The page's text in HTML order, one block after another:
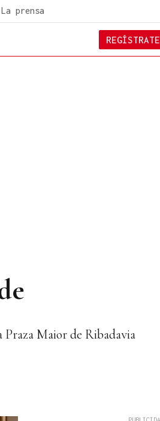
La prensa
REGÍSTRATE
Maior de Ribadavia